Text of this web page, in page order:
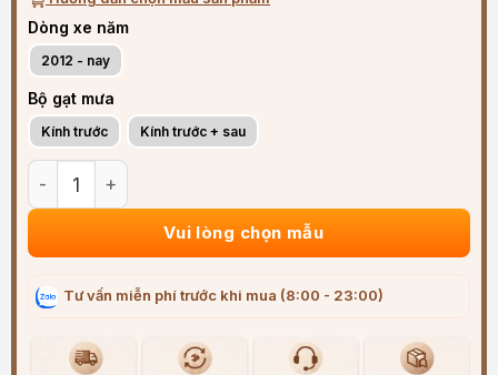
Dòng xe năm
2012 - nay
Bộ gạt mưa
Kính trước Kính trước + sau
Bộ gạt mưa xe Mazda CX-5 (2012-2025) siêu sạch siêu êm
Vui lòng chọn mẫu
Tư vấn miễn phí trước khi mua (8:00 - 23:00)